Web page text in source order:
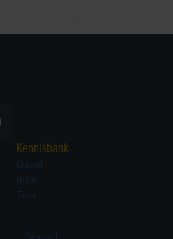
Kennisbank
Gevel
Infra
Tuin
Veghel